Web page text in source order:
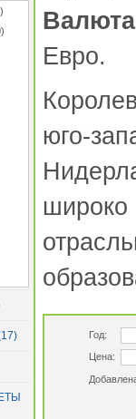
Валюта
Евро.
юго-
Год:
Цена: